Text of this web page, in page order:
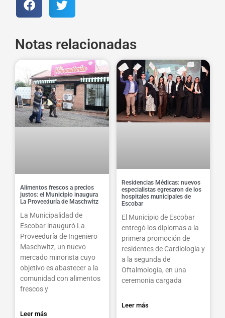
Notas relacionadas
Alimentos frescos a precios
justos: el Municipio inaugura
La Proveeduría de Maschwitz
La Municipalidad de
Escobar inauguró La
Proveeduría de Ingeniero
Maschwitz, un nuevo
mercado minorista cuyo
objetivo es abastecer a la
comunidad con alimentos
frescos y
Leer más
Residencias Médicas: nuevos
especialistas egresaron de los
hospitales municipales de
Escobar
El Municipio de Escobar
entregó los diplomas a la
primera promoción de
residentes de Cardiología y
a la segunda de
Oftalmología, en una
ceremonia cargada
Leer más